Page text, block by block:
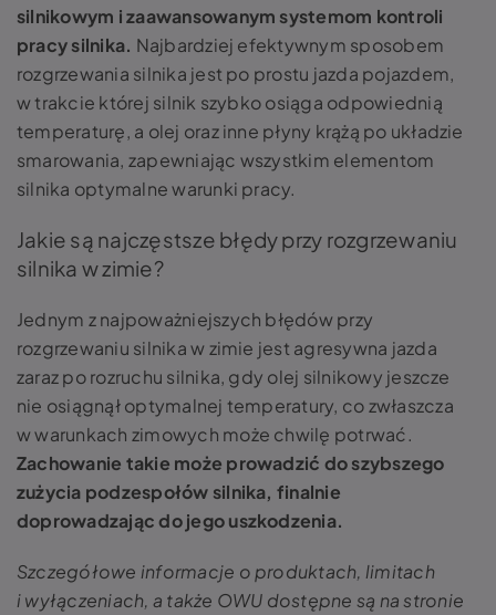
silnikowym i zaawansowanym systemom kontroli
pracy silnika. Najbardziej efektywnym sposobem
rozgrzewania silnika jest po prostu jazda pojazdem,
w trakcie której silnik szybko osiąga odpowiednią
temperaturę, a olej oraz inne płyny krążą po układzie
smarowania, zapewniając wszystkim elementom
silnika optymalne warunki pracy.
Jakie są najczęstsze błędy przy rozgrzewaniu
silnika w zimie?
Jednym z najpoważniejszych błędów przy
rozgrzewaniu silnika w zimie jest agresywna jazda
zaraz po rozruchu silnika, gdy olej silnikowy jeszcze
nie osiągnął optymalnej temperatury, co zwłaszcza
w warunkach zimowych może chwilę potrwać.
Zachowanie takie może prowadzić do szybszego
zużycia podzespołów silnika, finalnie
doprowadzając do jego uszkodzenia.
Szczegółowe informacje o produktach, limitach
i wyłączeniach, a także OWU dostępne są na stronie